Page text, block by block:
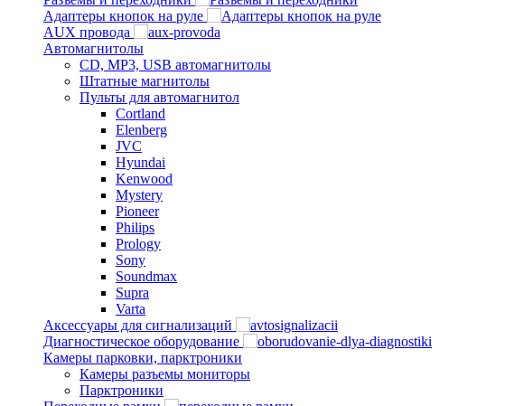
Адаптеры кнопок на руле
AUX провода
Автомагнитолы
CD, MP3, USB автомагнитолы
Штатные магнитолы
Пульты для автомагнитол
Cortland
Elenberg
JVC
Hyundai
Kenwood
Mystery
Pioneer
Philips
Prology
Sony
Soundmax
Supra
Varta
Аксессуары для сигнализаций
Диагностическое оборудование
Камеры парковки, парктроники
Камеры разъемы мониторы
Парктроники